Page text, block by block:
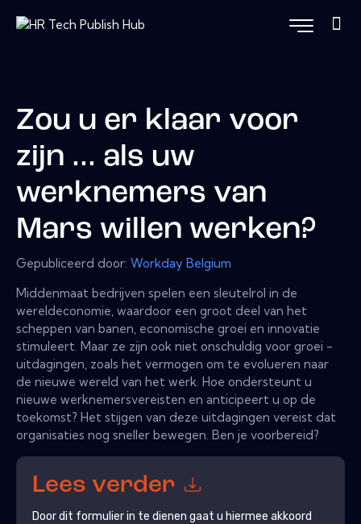
Zou u er klaar voor
zijn ... als uw
werknemers van
Mars willen werken?
Gepubliceerd door: Workday Belgium
Middenmaat bedrijven spelen een sleutelrol in de
wereldeconomie, waardoor een groot deel van het
scheppen van banen, economische groei en innovatie
stimuleert. Maar ze zijn ook niet onschuldig voor groei -
uitdagingen, zoals het vermogen om te evolueren naar
de nieuwe wereld van het werk. Hoe ondersteunt u
nieuwe werknemersvereisten en anticipeert u op de
toekomst? Het stijgen van deze uitdagingen vereist dat
organisaties nog sneller bewegen. Ben je voorbereid?
Lees verder
Door dit formulier in te dienen gaat u hiermee akkoord